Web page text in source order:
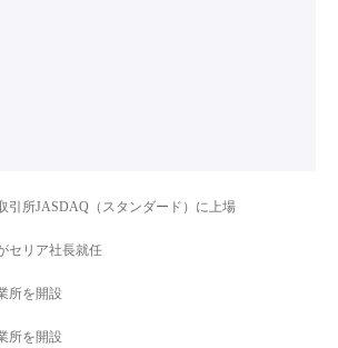
引所JASDAQ（スタンダード）に上場
セリア社長就任
所を開設
所を開設